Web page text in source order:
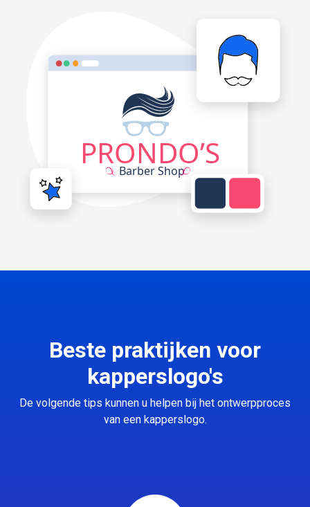
Beste praktijken voor
kapperslogo's
De volgende tips kunnen u helpen bij het ontwerpproces
van een kapperslogo.